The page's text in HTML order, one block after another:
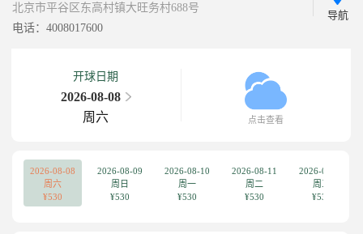
北京市平谷区东高村镇大旺务村688号
电话：4008017600
导航
开球日期
2026-08-08
周六
点击查看
2026-08-08
周六
¥530
2026-08-09
周日
¥530
2026-08-10
周一
¥530
2026-08-11
周二
¥530
2026-08-12
周三
¥530